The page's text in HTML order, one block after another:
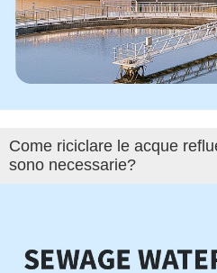
Come riciclare le acque
sono necessarie?